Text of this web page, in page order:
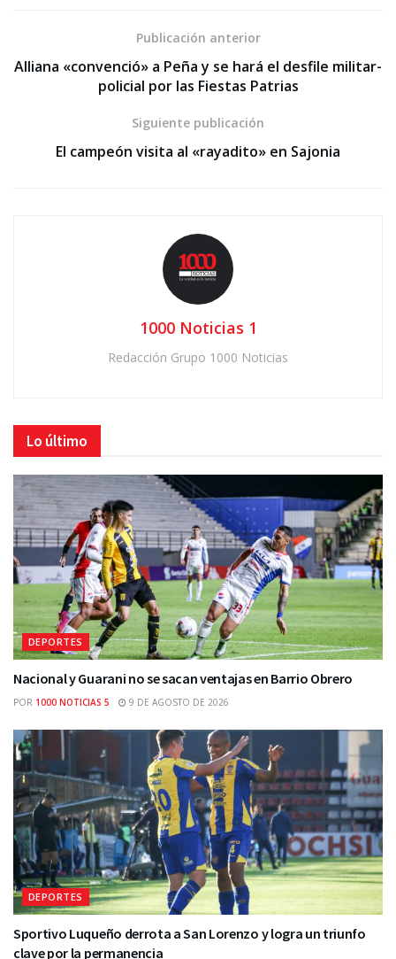
Publicación anterior
Alliana «convenció» a Peña y se hará el desfile militar-
policial por las Fiestas Patrias
Siguiente publicación
El campeón visita al «rayadito» en Sajonia
1000 Noticias 1
Redacción Grupo 1000 Noticias
Lo último
DEPORTES
Nacional y Guarani no se sacan ventajas en Barrio Obrero
POR 1000 NOTICIAS 5 9 DE AGOSTO DE 2026
DEPORTES
Sportivo Luqueño derrota a San Lorenzo y logra un triunfo
clave por la permanencia